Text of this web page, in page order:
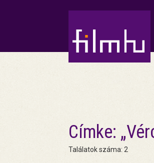
Címke:
Találatok száma: 2